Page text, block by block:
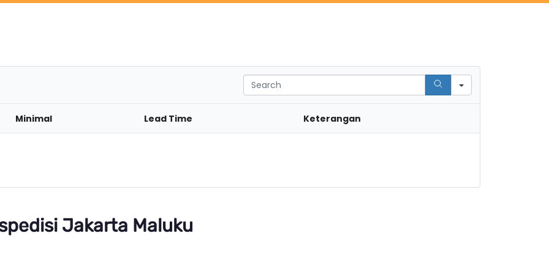
S
e
Minimal Lead Time Keterangan
Jakarta Maluku